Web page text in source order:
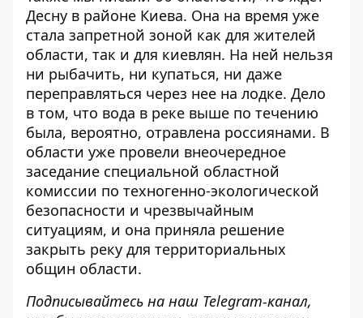
Десну в районе Киева. Она на время уже
стала запретной зоной как для жителей
области, так и для киевлян. На ней нельзя
ни рыбачить, ни купаться, ни даже
переправляться через нее на лодке. Дело
в том, что вода в реке выше по течению
была, вероятно, отравлена ​​россиянами. В
области уже провели внеочередное
заседание специальной областной
комиссии по техногенно-экологической
безопасности и чрезвычайным
ситуациям, и она приняла решение
закрыть реку для территориальных
общин области.
Подписывайтесь на наш Telegram-канал,